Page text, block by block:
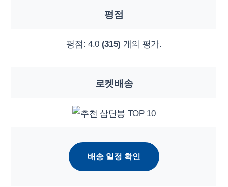
평점
평점: 4.0 (315) 개의 평가.
로켓배송
배송 일정 확인